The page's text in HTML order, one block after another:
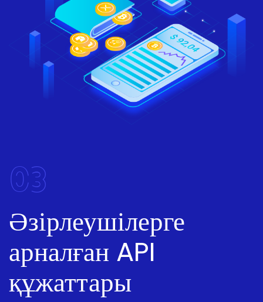
03
Әзірлеушілерге
арналған API
құжаттары